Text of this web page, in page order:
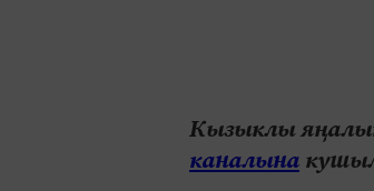
Кызыклы
каналына